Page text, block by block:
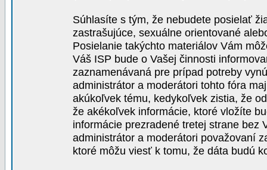
Súhlasíte s tým, že nebudete posielať
zastrašujúce, sexuálne orientované
Posielanie takýchto materiálov Vám
Váš ISP bude o Vašej činnosti
zaznamenávaná pre prípad potreby
administrátor a moderátori tohto fóra
akúkoľvek tému, kedykoľvek zistia, že
že akékoľvek informácie, ktoré vložíte
informácie prezradené tretej strane bez
administrátor a moderátori považovaní
ktoré môžu viesť k tomu, že dáta budú